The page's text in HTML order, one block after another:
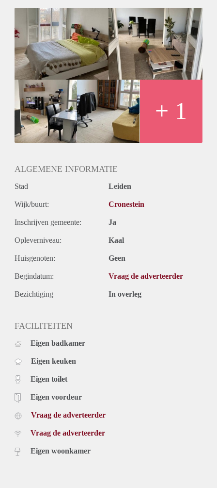
Huurtoeslag
Mogelijk
Inkomen eis
3,0 X Maandhuur Bruto
Huurtermijn
Onbepaalde termijn
Oplevering
Gestoffeerd
+ 1
ALGEMENE INFORMATIE
Stad Leiden
Wijk/buurt: Cronestein
Inschrijven gemeente: Ja
Opleverniveau: Kaal
Huisgenoten: Geen
Begindatum: Vraag de adverteerder
Bezichtiging In overleg
FACILITEITEN
Eigen badkamer
Eigen keuken
Eigen toilet
Eigen voordeur
Vraag de adverteerder
Vraag de adverteerder
Eigen woonkamer